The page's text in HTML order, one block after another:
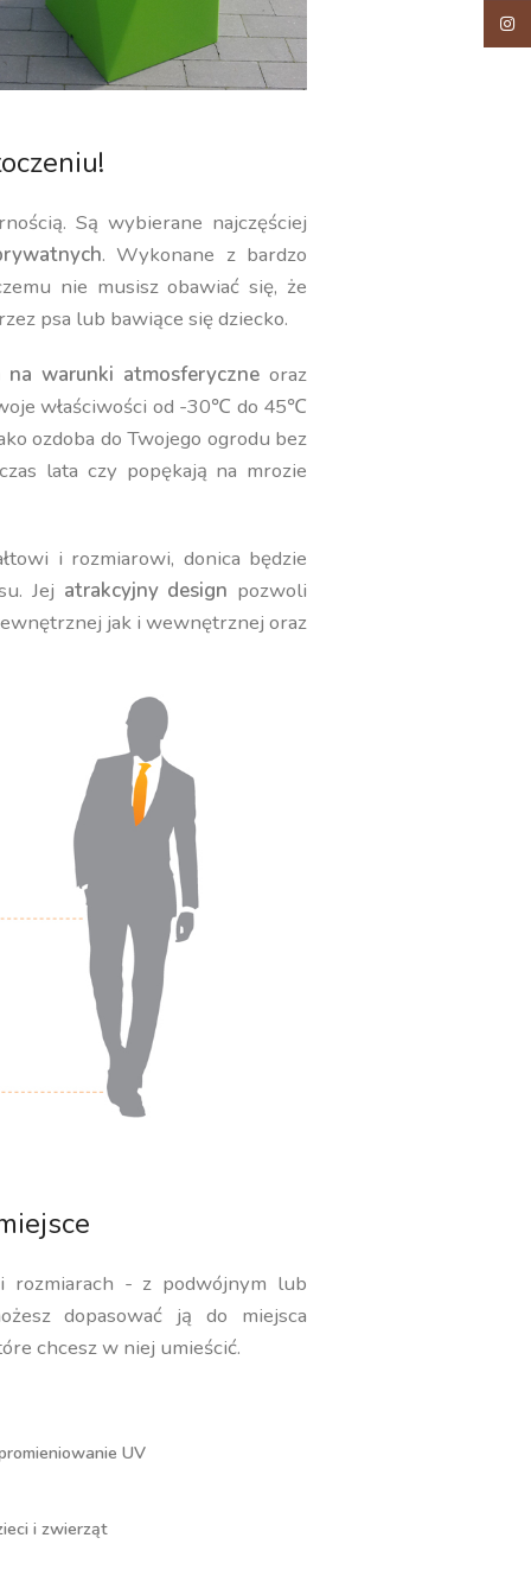
Są wybierane najczęściej
. Wykonane z bardzo
nie musisz obawiać się, że
psa lub bawiące się dziecko.
na warunki atmosferyczne oraz
właściwości od -30℃ do 45℃
ozdoba do Twojego ogrodu bez
lata czy popękają na mrozie
i rozmiarowi, donica będzie
Jej atrakcyjny design pozwoli
jak i wewnętrznej oraz
- z podwójnym lub
dopasować ją do miejsca
chcesz w niej umieścić.
UV
i zwierząt